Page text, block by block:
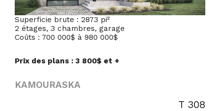
Superficie brute : 2873 pi²
2 étages, 3 chambres, garage
Coûts : 700 000$ à 980 000$
Prix des plans : 3 800$ et +
KAMOURASKA
T 308